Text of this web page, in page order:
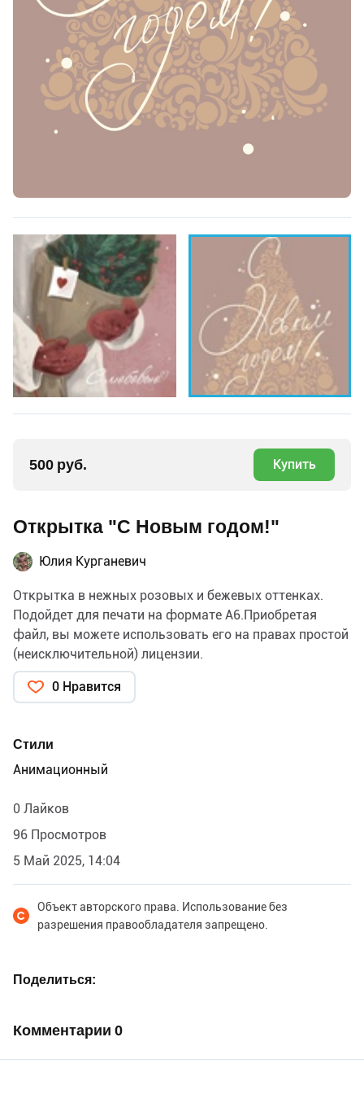
500 руб. Купить
Открытка "С Новым годом!"
Юлия Курганевич
Открытка в нежных розовых и бежевых оттенках.
Подойдет для печати на формате А6.Приобретая
файл, вы можете использовать его на правах простой
(неисключительной) лицензии.
0 Нравится
Стили
Анимационный
0 Лайков
96 Просмотров
5 Май 2025, 14:04
Объект авторского права. Использование без
разрешения правообладателя запрещено.
Поделиться
Комментарии 0